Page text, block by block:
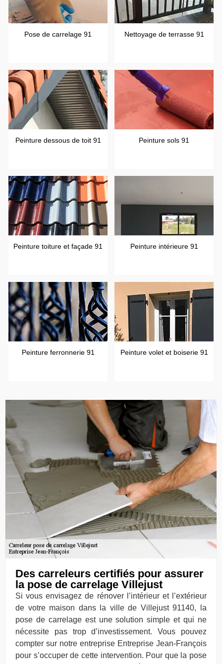
Pose de carrelage 91 Nettoyage de terrasse 91
Peinture dessous de toit 91 Peinture sols 91
Peinture toiture et façade 91 Peinture intérieure 91
Peinture ferronnerie 91 Peinture volet et boiserie 91
Des carreleurs certifiés pour assurer
la pose de carrelage Villejust
Si vous envisagez de rénover l’intérieur et l’extérieur
de votre maison dans la ville de Villejust 91140, la
pose de carrelage est une solution simple et qui ne
nécessite pas trop d’investissement. Vous pouvez
compter sur notre entreprise Entreprise Jean-François
pour s’occuper de cette intervention. Pour que la pose